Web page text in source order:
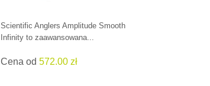
Scientific Anglers Amplitude Smooth
Infinity to zaawansowana...
Cena od572.00 zł